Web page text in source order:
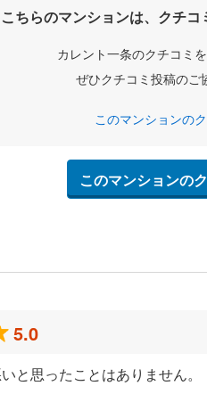
こちらのマンションは、クチコ
カレント一条のクチコミ
ぜひクチコミ投稿のご
このマンションの
このマンションの
5.0
と思ったことはありません。